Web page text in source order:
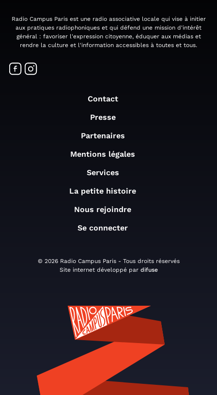
Radio Campus Paris est une radio associative locale qui vise à initier
aux pratiques radiophoniques et qui défend une mission d'intérêt
général : favoriser l'expression citoyenne, éduquer aux médias et
rendre la culture et l'information accessibles à toutes et tous.
Contact
Presse
Partenaires
Mentions légales
Services
La petite histoire
Nous rejoindre
Se connecter
© 2026 Radio Campus Paris - Tous droits réservés
Site internet développé par difuse